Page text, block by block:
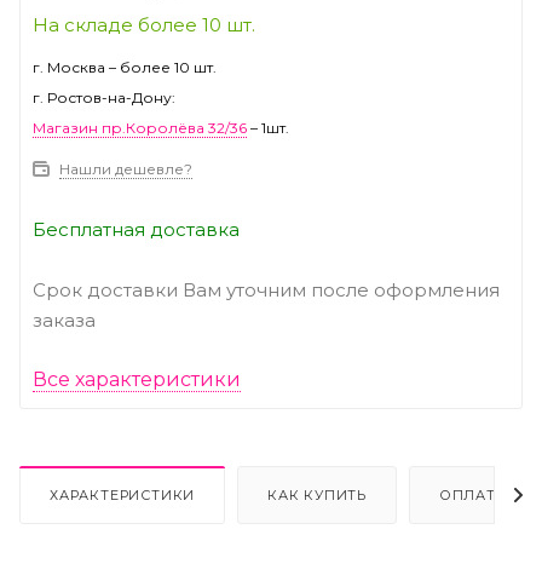
На складе более 10 шт.
г. Москва – более 10 шт.
г. Ростов-на-Дону:
Магазин пр.Королёва 32/36 – 1шт.
Нашли дешевле?
Бесплатная доставка
Срок доставки Вам уточним после оформления
заказа
Все характеристики
ХАРАКТЕРИСТИКИ КАК КУПИТЬ ОПЛАТА